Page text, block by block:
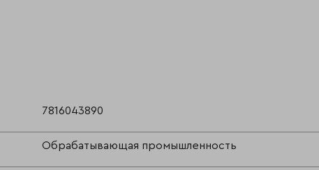
7816043890
Обрабатывающая промышленность